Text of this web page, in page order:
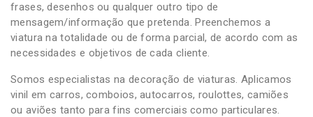
frases, desenhos ou qualquer outro tipo de
mensagem/informação que pretenda. Preenchemos a
viatura na totalidade ou de forma parcial, de acordo com as
necessidades e objetivos de cada cliente.
Somos especialistas na decoração de viaturas. Aplicamos
vinil em carros, comboios, autocarros, roulottes, camiões
ou aviões tanto para fins comerciais como particulares.